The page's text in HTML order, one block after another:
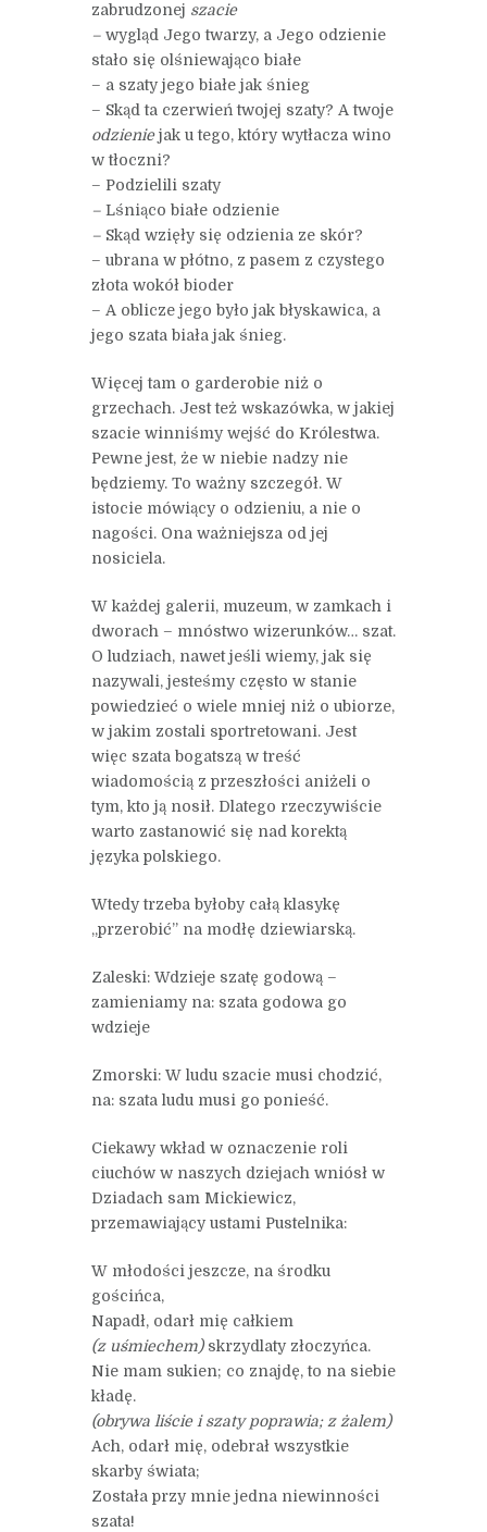
zabrudzonej szacie
– wygląd Jego twarzy, a Jego odzienie
stało się olśniewająco białe
– a szaty jego białe jak śnieg
– Skąd ta czerwień twojej szaty? A twoje
odzieniejak u tego, który wytłacza wino
w tłoczni?
– Podzielili szaty
– Lśniąco białe odzienie
– Skąd wzięły się odzienia ze skór?
– ubrana w płótno, z pasem z czystego
złota wokół bioder
– A oblicze jego było jak błyskawica, a
jego szata biała jak śnieg.
Więcej tam o garderobie niż o
grzechach. Jest też wskazówka, w jakiej
szacie winniśmy wejść do Królestwa.
Pewne jest, że w niebie nadzy nie
będziemy. To ważny szczegół. W
istocie mówiący o odzieniu, a nie o
nagości. Ona ważniejsza od jej
nosiciela.
W każdej galerii, muzeum, w zamkach i
dworach – mnóstwo wizerunków… szat.
O ludziach, nawet jeśli wiemy, jak się
nazywali, jesteśmy często w stanie
powiedzieć o wiele mniej niż o ubiorze,
w jakim zostali sportretowani. Jest
więc szata bogatszą w treść
wiadomością z przeszłości aniżeli o
tym, kto ją nosił. Dlatego rzeczywiście
warto zastanowić się nad korektą
języka polskiego.
Wtedy trzeba byłoby całą klasykę
„przerobić” na modłę dziewiarską.
Zaleski: Wdzieje szatę godową –
zamieniamy na: szata godowa go
wdzieje
Zmorski: W ludu szacie musi chodzić,
na: szata ludu musi go ponieść.
Ciekawy wkład w oznaczenie roli
ciuchów w naszych dziejach wniósł w
Dziadach sam Mickiewicz,
przemawiający ustami Pustelnika:
W młodości jeszcze, na środku
gościńca,
Napadł, odarł mię całkiem
(z uśmiechem)skrzydlaty złoczyńca.
Nie mam sukien; co znajdę, to na siebie
kładę.
(obrywa liście i szaty poprawia; z żalem)
Ach, odarł mię, odebrał wszystkie
skarby świata;
Została przy mnie jedna niewinności
szata!